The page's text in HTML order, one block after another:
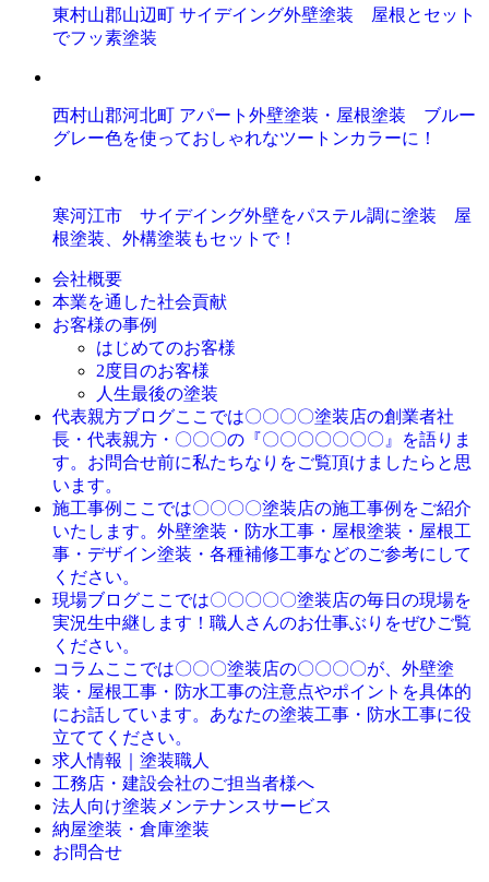
東村山郡山辺町 サイデイング外壁塗装 屋根とセット
でフッ素塗装
西村山郡河北町 アパート外壁塗装・屋根塗装 ブルー
グレー色を使っておしゃれなツートンカラーに！
寒河江市 サイデイング外壁をパステル調に塗装 屋
根塗装、外構塗装もセットで！
会社概要
本業を通した社会貢献
お客様の事例
はじめてのお客様
2度目のお客様
人生最後の塗装
代表親方ブログここでは〇〇〇〇塗装店の創業者社
長・代表親方・〇〇〇の『〇〇〇〇〇〇〇』を語りま
す。お問合せ前に私たちなりをご覧頂けましたらと思
います。
施工事例 ここでは〇〇〇〇塗装店の施工事例をご紹介
いたします。外壁塗装・防水工事・屋根塗装・屋根工
事・デザイン塗装・各種補修工事などのご参考にして
ください。
現場ブログここでは〇〇〇〇〇塗装店の毎日の現場を
実況生中継します！職人さんのお仕事ぶりをぜひご覧
ください。
コラム ここでは〇〇〇塗装店の〇〇〇〇が、外壁塗
装・屋根工事・防水工事の注意点やポイントを具体的
にお話しています。あなたの塗装工事・防水工事に役
立ててください。
求人情報｜塗装職人
工務店・建設会社のご担当者様へ
法人向け塗装メンテナンスサービス
納屋塗装・倉庫塗装
お問合せ